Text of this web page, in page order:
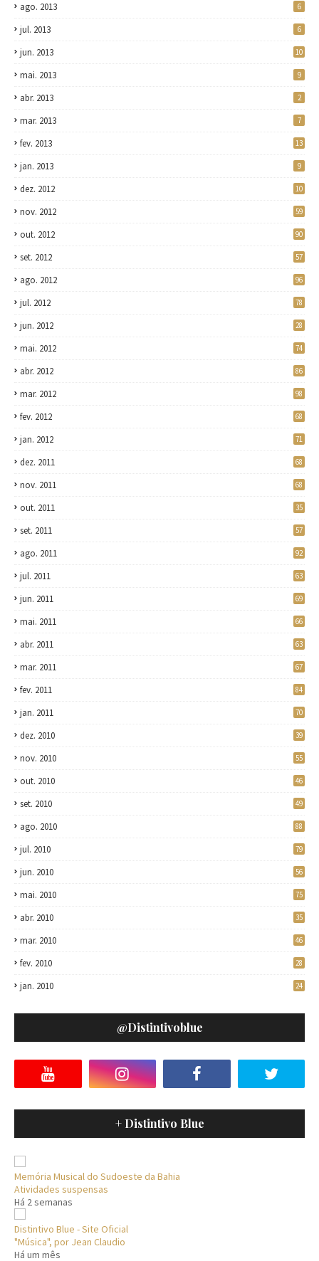
ago. 2013 6
jul. 2013 6
jun. 2013 10
mai. 2013 9
abr. 2013 2
mar. 2013 7
fev. 2013 13
jan. 2013 9
dez. 2012 10
nov. 2012 59
out. 2012 90
set. 2012 57
ago. 2012 96
jul. 2012 78
jun. 2012 28
mai. 2012 74
abr. 2012 86
mar. 2012 98
fev. 2012 68
jan. 2012 71
dez. 2011 68
nov. 2011 68
out. 2011 35
set. 2011 57
ago. 2011 92
jul. 2011 63
jun. 2011 69
mai. 2011 66
abr. 2011 63
mar. 2011 67
fev. 2011 84
jan. 2011 70
dez. 2010 39
nov. 2010 55
out. 2010 46
set. 2010 49
ago. 2010 88
jul. 2010 79
jun. 2010 56
mai. 2010 75
abr. 2010 35
mar. 2010 46
fev. 2010 28
jan. 2010 24
@distintivoblue
+ Distintivo Blue
Memória Musical do Sudoeste da Bahia
Atividades suspensas
Há 2 semanas
Distintivo Blue - Site Oficial
"Música", por Jean Claudio
Há um mês